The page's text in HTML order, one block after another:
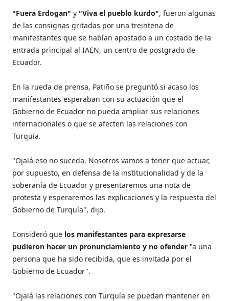
"Fuera Erdogan"y "Viva el pueblo kurdo", fueron algunas
de las consignas gritadas por una treintena de
manifestantes que se habían apostado a un costado de la
entrada principal al IAEN, un centro de postgrado de
Ecuador.
En la rueda de prensa, Patiño se preguntó si acaso los
manifestantes esperaban con su actuación que el
Gobierno de Ecuador no pueda ampliar sus relaciones
internacionales o que se afecten las relaciones con
Turquía.
"Ojalá eso no suceda. Nosotros vamos a tener que actuar,
por supuesto, en defensa de la institucionalidad y de la
soberanía de Ecuador y presentaremos una nota de
protesta y esperaremos las explicaciones y la respuesta del
Gobierno de Turquía", dijo.
Consideró que los manifestantes para expresarse
pudieron hacer un pronunciamiento y no ofender "a una
persona que ha sido recibida, que es invitada por el
Gobierno de Ecuador".
"Ojalá las relaciones con Turquía se puedan mantener en